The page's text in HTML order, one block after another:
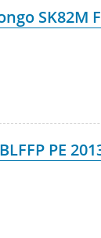
SK82M
PE